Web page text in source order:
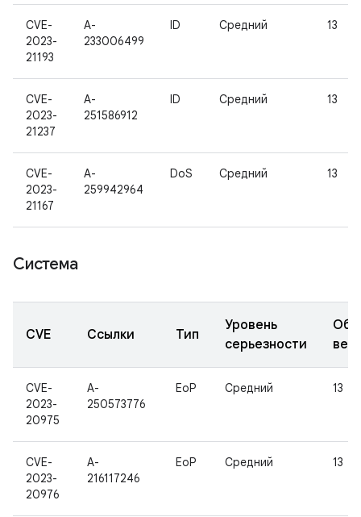
CVE-
2023-
21193
A-
233006499
ID Средний 13
CVE-
2023-
21237
A-
251586912
ID Средний 13
CVE-
2023-
21167
A-
259942964
DoS Средний 13
Система
CVE Ссылки Тип
Уровень
серьезности
CVE-
2023-
20975
A-
250573776
EoP Средний 13
CVE-
2023-
20976
A-
216117246
EoP Средний 13